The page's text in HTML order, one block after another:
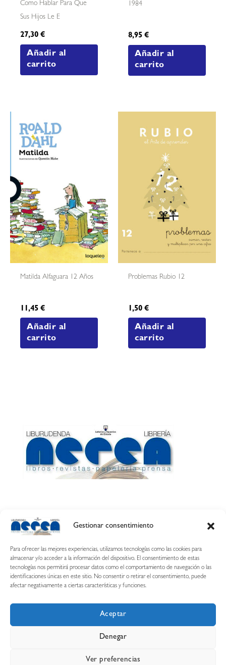
Gestionar consentimiento
Para ofrecer las mejores experiencias, utilizamos tecnologías como las cookies para
almacenar y/o acceder a la información del dispositivo. El consentimiento de estas
tecnologías nos permitirá procesar datos como el comportamiento de navegación o las
identificaciones únicas en este sitio. No consentir o retirar el consentimiento, puede
afectar negativamente a ciertas características y funciones.
Aceptar
Denegar
Ver preferencias
Como Hablar Para Que
Sus Hijos Le E
27,30€
Añadir al
carrito
1984
8,95€
Añadir al
carrito
Matilda Alfaguara 12 Años
11,45€
Añadir al
carrito
Problemas Rubio 12
1,50€
Añadir al
carrito
Calle Esquíroz, 27
687 54 31 70
nerearetamonge@gmail.com
Aviso legal
Condiciones de uso y compra